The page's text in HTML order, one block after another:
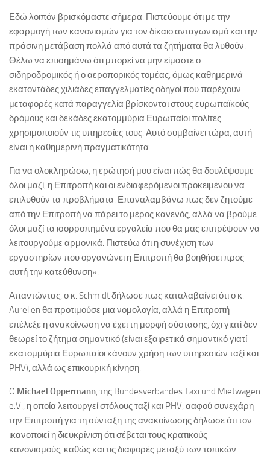
Εδώ λοιπόν βρισκόμαστε σήμερα. Πιστεύουμε ότι με την
εφαρμογή των κανονισμών για τον δίκαιο ανταγωνισμό και την
πράσινη μετάβαση πολλά από αυτά τα ζητήματα θα λυθούν.
Θέλω να επισημάνω ότι μπορεί να μην είμαστε ο
σιδηροδρομικός ή ο αεροπορικός τομέας, όμως καθημερινά
εκατοντάδες χιλιάδες επαγγελματίες οδηγοί που παρέχουν
μεταφορές κατά παραγγελία βρίσκονται στους ευρωπαϊκούς
δρόμους και δεκάδες εκατομμύρια Ευρωπαίοι πολίτες
χρησιμοποιούν τις υπηρεσίες τους. Αυτό συμβαίνει τώρα, αυτή
είναι η καθημερινή πραγματικότητα.
Για να ολοκληρώσω, η ερώτησή μου είναι πώς θα δουλέψουμε
όλοι μαζί, η Επιτροπή και οι ενδιαφερόμενοι προκειμένου να
επιλυθούν τα προβλήματα. Επαναλαμβάνω πως δεν ζητούμε
από την Επιτροπή να πάρει το μέρος κανενός, αλλά να βρούμε
όλοι μαζί τα ισορροπημένα εργαλεία που θα μας επιτρέψουν να
λειτουργούμε αρμονικά. Πιστεύω ότι η συνέχιση των
εργαστηρίων που οργανώνει η Επιτροπή θα βοηθήσει προς
αυτή την κατεύθυνση».
Απαντώντας, ο κ. Schmidt δήλωσε πως καταλαβαίνει ότι ο κ.
Aurelien θα προτιμούσε μια νομολογία, αλλά η Επιτροπή
επέλεξε η ανακοίνωση να έχει τη μορφή σύστασης, όχι γιατί δεν
θεωρεί το ζήτημα σημαντικό (είναι εξαιρετικά σημαντικό γιατί
εκατομμύρια Ευρωπαίοι κάνουν χρήση των υπηρεσιών ταξί και
PHV), αλλά ως επικουρική κίνηση.
O Michael Oppermann, της Bundesverbandes Taxi und Mietwagen
e.V., η οποία λειτουργεί στόλους ταξί και PHV, ααφού συνεχάρη
την Επιτροπή για τη σύνταξη της ανακοίνωσης δήλωσε ότι τον
ικανοποιεί η διευκρίνιση ότι σέβεται τους κρατικούς
κανονισμούς, καθώς και τις διαφορές μεταξύ των τοπικών